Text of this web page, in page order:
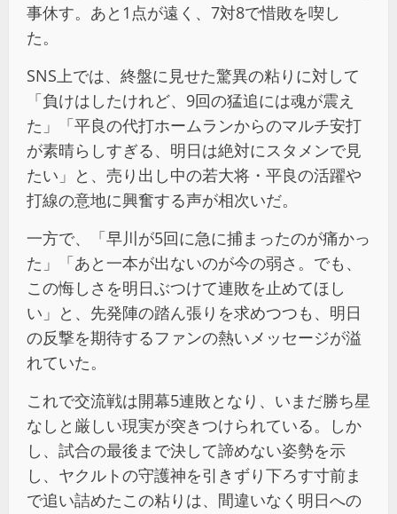
事休す。あと1点が遠く、7対8で惜敗を喫し
た。
SNS上では、終盤に見せた驚異の粘りに対して
「負けはしたけれど、9回の猛追には魂が震え
た」「平良の代打ホームランからのマルチ安打
が素晴らしすぎる、明日は絶対にスタメンで見
たい」と、売り出し中の若大将・平良の活躍や
打線の意地に興奮する声が相次いだ。
一方で、「早川が5回に急に捕まったのが痛かっ
た」「あと一本が出ないのが今の弱さ。でも、
この悔しさを明日ぶつけて連敗を止めてほし
い」と、先発陣の踏ん張りを求めつつも、明日
の反撃を期待するファンの熱いメッセージが溢
れていた。
これで交流戦は開幕5連敗となり、いまだ勝ち星
なしと厳しい現実が突きつけられている。しか
し、試合の最後まで決して諦めない姿勢を示
し、ヤクルトの守護神を引きずり下ろす寸前ま
で追い詰めたこの粘りは、間違いなく明日への